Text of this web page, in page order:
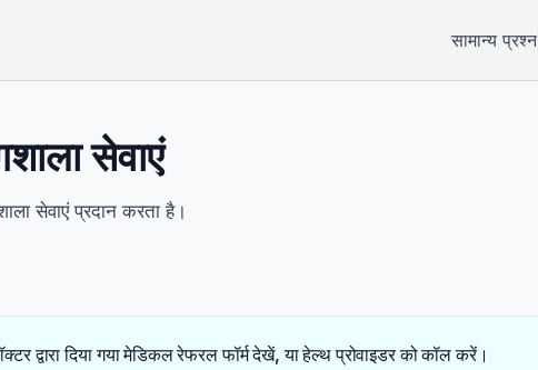
सामान्य प्रश्न
सेवाएं
सेवाएं प्रदान करता है।
दिया गया मेडिकल रेफरल फॉर्म देखें, या हेल्थ प्रोवाइडर को कॉल करें।